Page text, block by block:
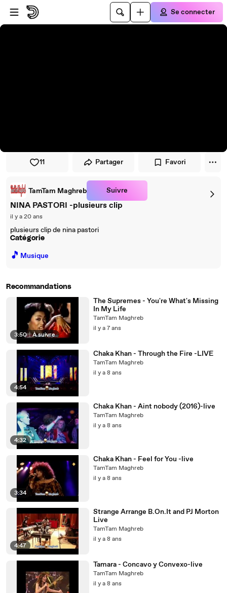
Passer au player
Passer au contenu principal
Se connecter
11 Partager Favori
TamTam Maghreb Suivre
NINA PASTORI -plusieurs clip
il y a 20 ans
plusieurs clip de nina pastori
Catégorie
🎵 Musique
Recommandations
3:50 | À suivre
The Supremes - You're What's Missing
In My Life
TamTam Maghreb
il y a 7 ans
4:54
Chaka Khan - Through the Fire -LIVE
TamTam Maghreb
il y a 8 ans
4:32
Chaka Khan - Aint nobody (2016)-live
TamTam Maghreb
il y a 8 ans
3:34
Chaka Khan - Feel for You -live
TamTam Maghreb
il y a 8 ans
4:47
Strange Arrange B.On.It and PJ Morton
Live
TamTam Maghreb
il y a 8 ans
Tamara - Concavo y Convexo-live
TamTam Maghreb
il y a 8 ans